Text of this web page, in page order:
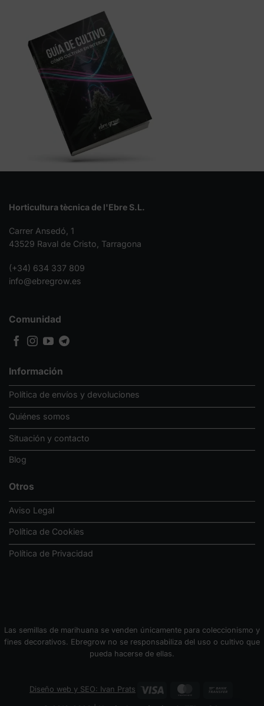
Horticultura tècnica de l'Ebre S.L.
Carrer Ansedó, 1
43529 Raval de Cristo, Tarragona
(+34) 634 337 809
info@ebregrow.es
Información
Política de envíos y devoluciones
Quiénes somos
Situación y contacto
Blog
Otros
Aviso Legal
Política de Cookies
Política de Privacidad
Comunidad
Las semillas de marihuana se venden únicamente para coleccionismo y
fines decorativos. Ebregrow no se responsabiliza del uso o cultivo que
pueda hacerse de ellas.
Diseño web y SEO: Ivan Prats Visa MasterCard